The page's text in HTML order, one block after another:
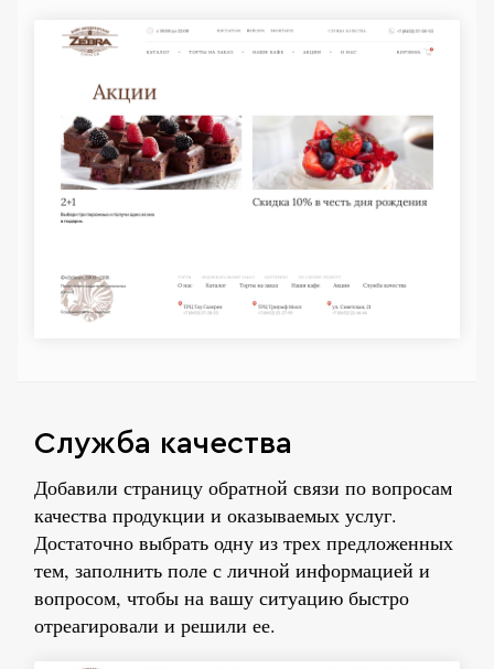
Служба качества
Добавили страницу обратной связи по вопросам
качества продукции и оказываемых услуг.
Достаточно выбрать одну из трех предложенных
тем, заполнить поле с личной информацией и
вопросом, чтобы на вашу ситуацию быстро
отреагировали и решили ее.